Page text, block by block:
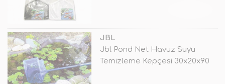
JBL
Jbl Pond Net Havuz Suyu
Temizleme Kepçesi 30x20x90